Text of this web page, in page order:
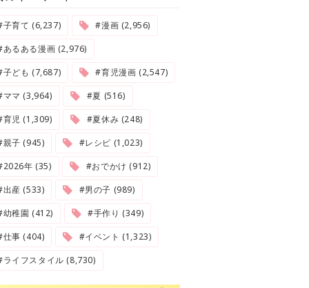
育て (6,237)
#漫画 (2,956)
るある漫画 (2,976)
ども (7,687)
#育児漫画 (2,547)
マ (3,964)
#夏 (516)
児 (1,309)
#夏休み (248)
子 (945)
#レシピ (1,023)
年 (35)
#おでかけ (912)
産 (533)
#男の子 (989)
稚園 (412)
#手作り (349)
事 (404)
#イベント (1,323)
イフスタイル (8,730)